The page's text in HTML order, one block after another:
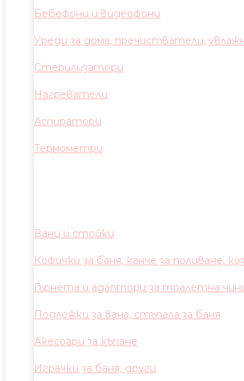
Бебефони и видеофони
Уреди за дома, пречистватели,
Стерилизатори
Нагреватели
Аспиратори
Термометри
Вани и стойки
Кофички за баня, канче за поливане,
Гърнета и адаптори за тоалетна
Подложки за вана, стъпала за баня
Акесоари за къпане
Играчки за баня, други